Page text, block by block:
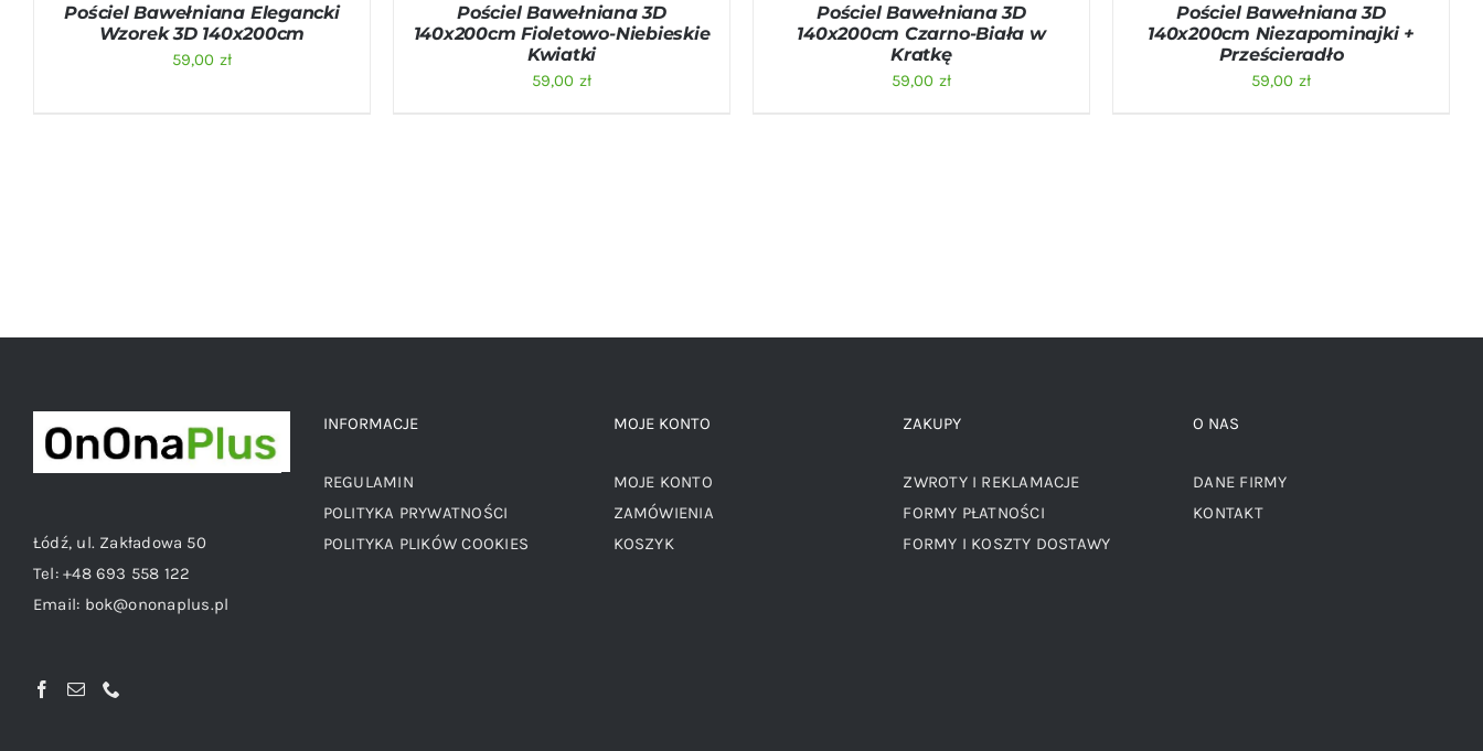
Pościel Bawełniana Elegancki
Wzorek 3D 140x200cm
59,00 zł
Pościel Bawełniana 3D
140x200cm Fioletowo-Niebieskie
Kwiatki
59,00 zł
Pościel Bawełniana 3D
140x200cm Czarno-Biała w
Kratkę
59,00 zł
Pościel Bawełniana 3D
140x200cm Niezapominajki +
Prześcieradło
59,00 zł
Łódź, ul. Zakładowa 50
Tel:+48 693 558 122
Email: bok@ononaplus.pl
INFORMACJE
REGULAMIN
POLITYKA PRYWATNOŚCI
POLITYKA PLIKÓW COOKIES
MOJE KONTO
MOJE KONTO
ZAMÓWIENIA
KOSZYK
ZAKUPY
ZWROTY I REKLAMACJE
FORMY PŁATNOŚCI
FORMY I KOSZTY DOSTAWY
O NAS
DANE FIRMY
KONTAKT